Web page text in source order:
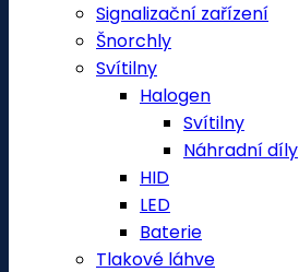
Signalizační zařízení
Šnorchly
Svítilny
Halogen
Svítilny
Náhradní díly
HID
LED
Baterie
Tlakové láhve